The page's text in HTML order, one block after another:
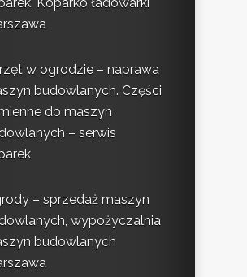
Koparko ładowarki
w ogrodzie – naprawa
budowlanych. Części
do maszyn
– serwis
– sprzedaż maszyn
wypożyczalnia
budowlanych